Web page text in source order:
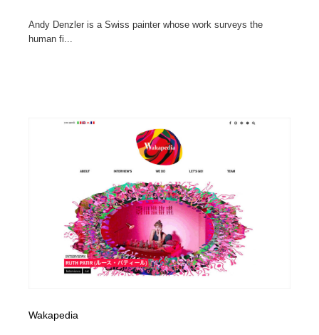
Andy Denzler is a Swiss painter whose work surveys the
human fi...
Wakapedia